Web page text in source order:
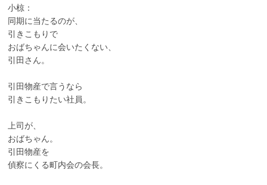
小椋：
同期に当たるのが、
引きこもりで
おばちゃんに会いたくない、
引田さん。
引田物産で言うなら
引きこもりたい社員。
上司が、
おばちゃん。
引田物産を
偵察にくる町内会の会長。